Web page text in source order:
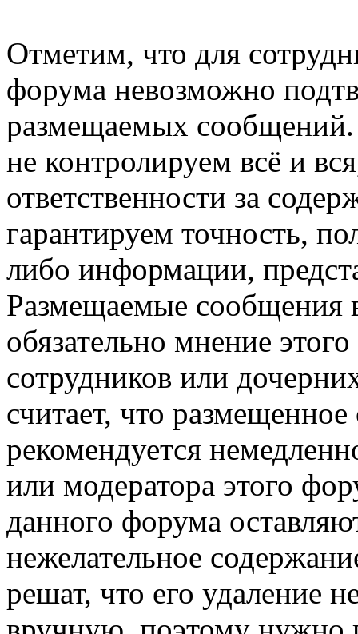
Отметим, что для
форума невозможно
размещаемых
не контролируем всё и
ответственности за
гарантируем точность,
либо информации,
Размещаемые сообщения
обязательно мнение
сотрудников или
считает, что
рекомендуется
или модератора этого
данного форума
нежелательное
решат, что его удаление